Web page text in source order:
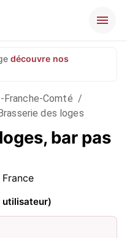
découvre nos
Franche-Comté /
des loges
bar pas
utilisateur)